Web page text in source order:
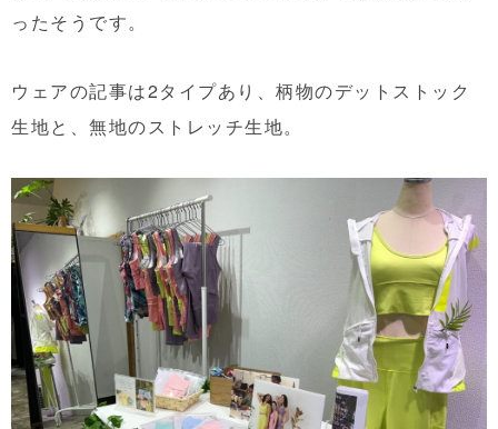
ったそうです。
ウェアの記事は2タイプあり、柄物のデットストック
生地と、無地のストレッチ生地。